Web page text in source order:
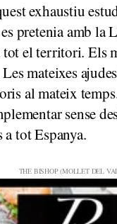
exhaustiu
pretenia amb la
tot el territori. Els
mateixes
al mateix
sense
a tot Espanya.